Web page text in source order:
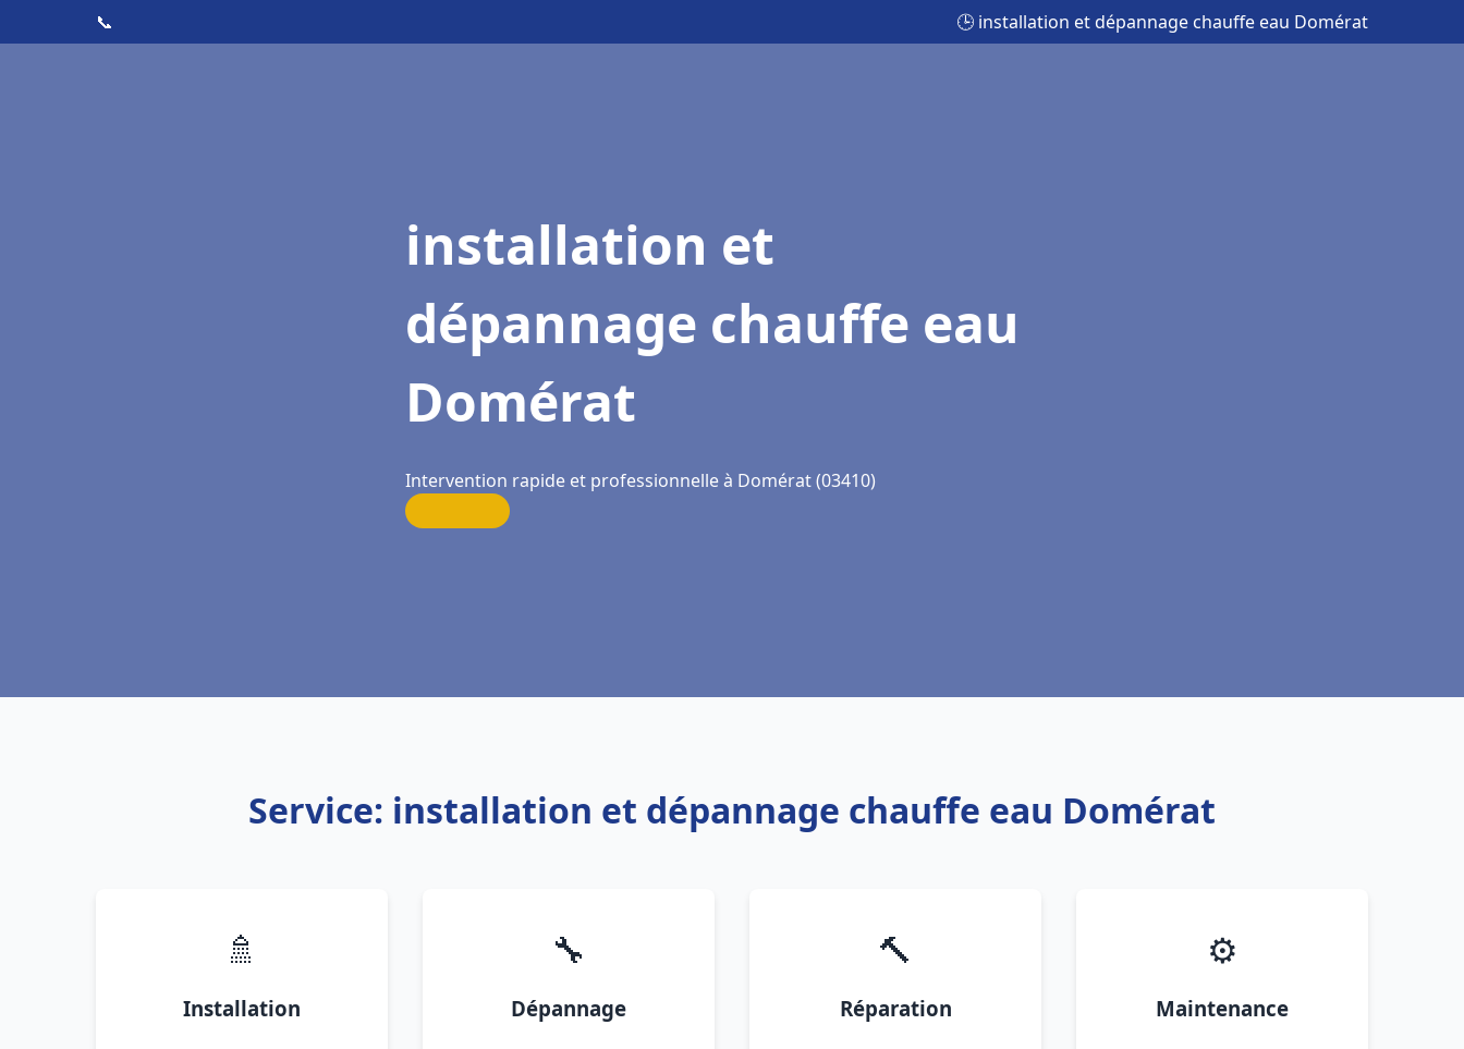
📞 🕒 installation et dépannage chauffe eau Domérat
installation et
dépannage chauffe eau
Domérat
Intervention rapide et professionnelle à Domérat (03410)
Service: installation et dépannage chauffe eau Domérat
🚿
Installation
🔧
Dépannage
🔨
Réparation
⚙️
Maintenance